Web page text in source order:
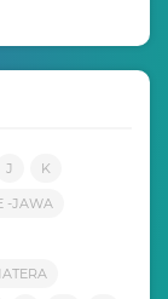
J K
-JAWA